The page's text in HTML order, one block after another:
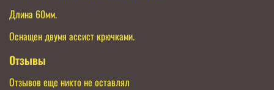
Длина 60мм.
Оснащен двумя ассист крючками.
Отзывы
Отзывов еще никто не оставлял